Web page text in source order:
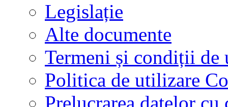
Legislație
Alte documente
Termeni și condiții de
Politica de utilizare